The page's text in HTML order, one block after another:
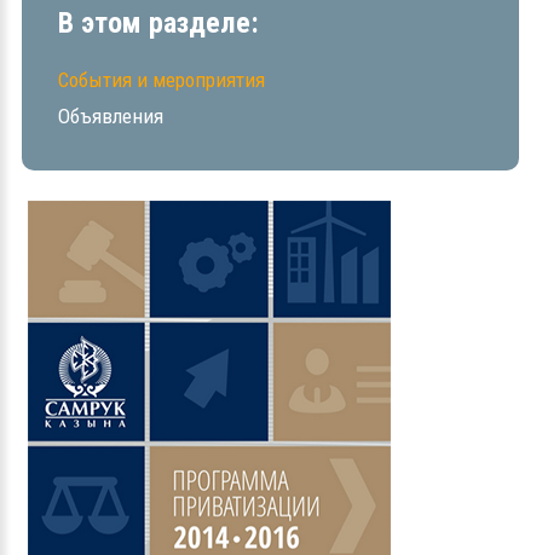
В этом разделе:
События и мероприятия
Объявления